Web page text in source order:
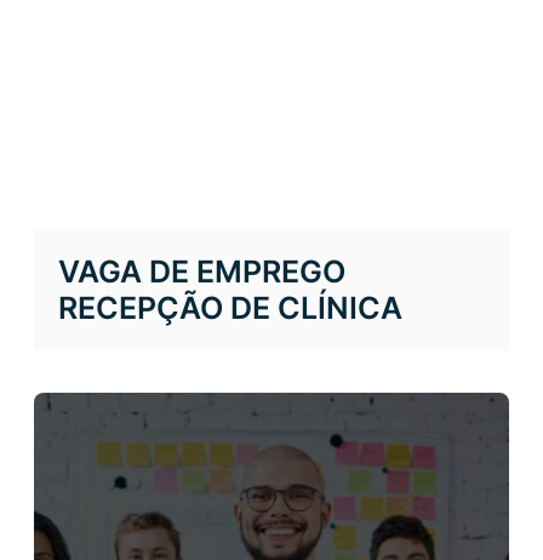
VAGA DE EMPREGO
RECEPÇÃO DE CLÍNICA